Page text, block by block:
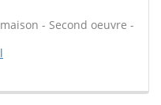
- Second oeuvre -